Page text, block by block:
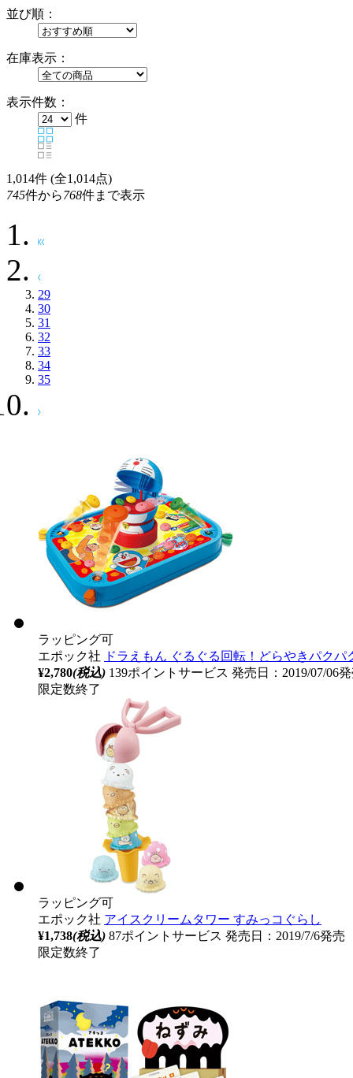
並び順：
在庫表示：
表示件数：
件
1,014件 (全1,014点)
745件から768件まで表示
29
30
31
32
33
34
35
ラッピング可
エポック社 ドラえもん ぐるぐる回転！どらやきパクパ
¥2,780(税込) 139ポイントサービス 発売日：2019/07/06
限定数終了
ラッピング可
エポック社 アイスクリームタワー すみっコぐらし
¥1,738(税込) 87ポイントサービス 発売日：2019/7/6発売
限定数終了